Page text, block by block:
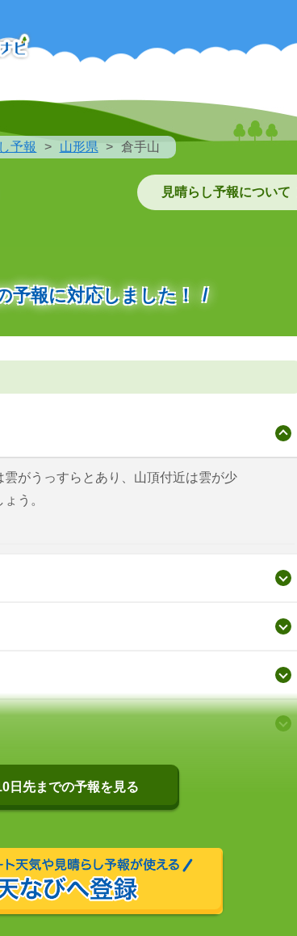
予報 山形県 倉手山
見晴らし予報について
予報に対応しました！
雲がうっすらとあり、山頂付近は雲が少
う。
日先までの予報を見る